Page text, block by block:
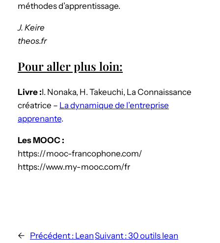
méthodes d’apprentissage.
J. Keire
theos.fr
Pour aller plus loin:
Livre :I. Nonaka, H. Takeuchi, La Connaissance
créatrice – La dynamique de l’entreprise
apprenante.
Les MOOC :
https://mooc-francophone.com/
https://www.my-mooc.com/fr
← Précédent : LeanSuivant : 30 outils lean